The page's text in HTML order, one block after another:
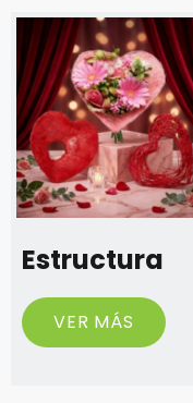
Estructura
VER MÁS